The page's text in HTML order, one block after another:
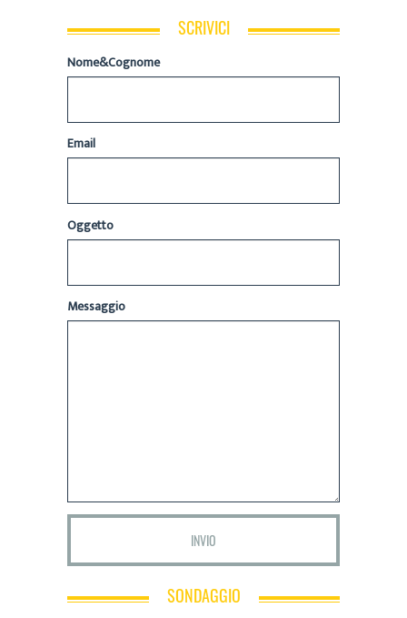
SCRIVICI
Nome&Cognome
Email
Oggetto
Messaggio
SONDAGGIO